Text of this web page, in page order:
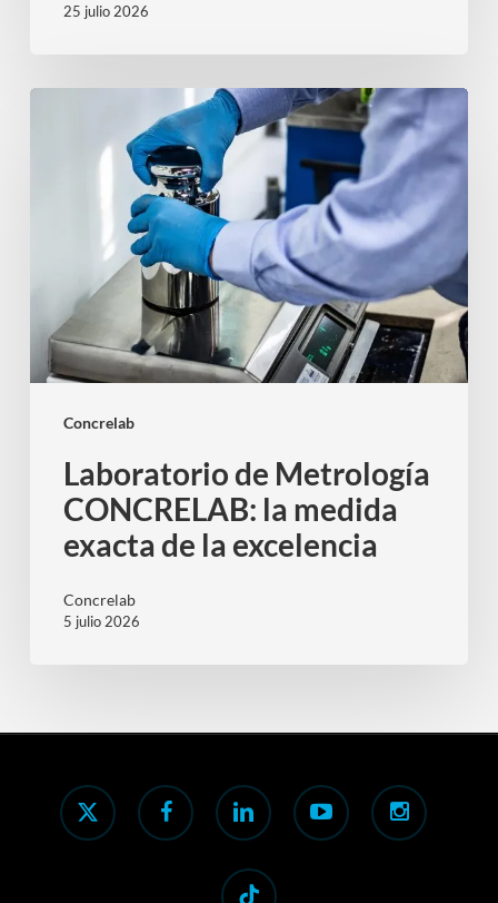
25 julio 2026
Concrelab
Metrología
CONCRELAB:
exacta
excelencia
Laboratorio de Metrología
CONCRELAB: la medida
exacta de la excelencia
Concrelab
5 julio 2026
x-
twitter
facebook linkedin youtube instagram
tiktok